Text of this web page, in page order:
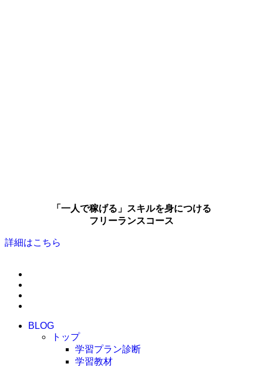
「一人で稼げる」スキルを身につける
フリーランスコース
詳細はこちら
BLOG
トップ
学習プラン診断
学習教材